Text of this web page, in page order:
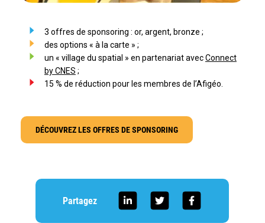
3 offres de sponsoring : or, argent, bronze ;
des options « à la carte » ;
un « village du spatial » en partenariat avecConnect
by CNES ;
15 % de réduction pour les membres de l’Afigéo.
DÉCOUVREZ LES OFFRES DE SPONSORING
Partagez